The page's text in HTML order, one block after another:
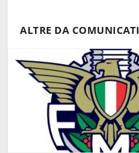
ALTRE DA COMUNICATI